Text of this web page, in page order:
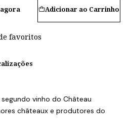
Adicionar ao Carrinho
favoritos
vinho do Château
châteaux e produtores do